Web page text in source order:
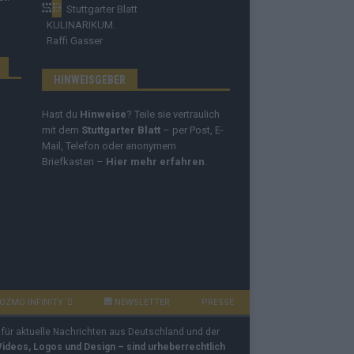
Stuttgarter Blatt
KULINARIKUM.
Raffi Gasser
HINWEISGEBER
Hast du Hinweise? Teile sie vertraulich
mit dem Stuttgarter Blatt – per Post, E-
Mail, Telefon oder anonymem
Briefkasten – Hier mehr erfahren.
INFINITY NEWSLETTER PRESSE
aktuelle Nachrichten aus Deutschland und der
Logos und Design – sind urheberrechtlich